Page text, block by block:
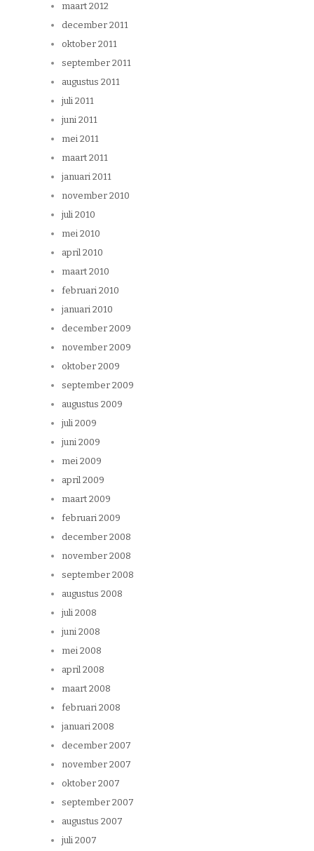
maart 2012
december 2011
oktober 2011
september 2011
augustus 2011
juli 2011
juni 2011
mei 2011
maart 2011
januari 2011
november 2010
juli 2010
mei 2010
april 2010
maart 2010
februari 2010
januari 2010
december 2009
november 2009
oktober 2009
september 2009
augustus 2009
juli 2009
juni 2009
mei 2009
april 2009
maart 2009
februari 2009
december 2008
november 2008
september 2008
augustus 2008
juli 2008
juni 2008
mei 2008
april 2008
maart 2008
februari 2008
januari 2008
december 2007
november 2007
oktober 2007
september 2007
augustus 2007
juli 2007